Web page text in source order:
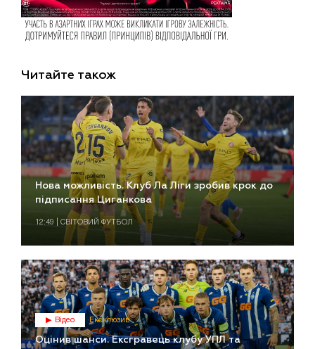
Читайте також
Нова можливість. Клуб Ла Ліги зробив крок до
підписання Циганкова
12:49 | СВІТОВИЙ ФУТБОЛ
Відео Ексклюзив
Оцінив шанси. Ексгравець клубу УПЛ та